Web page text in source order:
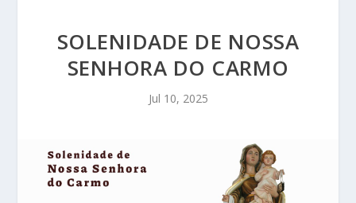
SOLENIDADE DE NOSSA
SENHORA DO CARMO
Jul 10, 2025